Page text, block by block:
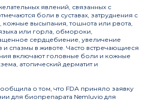
явлений, связанных с
боли в суставах, затруднения с
кожные высыпания, тошнота или рвота,
или горла, обмороки,
сердцебиение, увеличение
и спазмы в животе. Часто встречающиеся
включают головные боли и кожные
атопический дерматит и
о том, что FDA приняло заявку
для биопрепарата Nemluvio для